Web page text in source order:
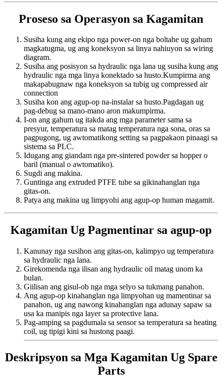
Proseso sa Operasyon sa Kagamitan
Susiha kung ang ekipo nga power-on nga boltahe ug gahum
magkatugma, ug ang koneksyon sa linya nahiuyon sa wiring
diagram.
Susiha ang posisyon sa hydraulic nga lana ug susiha kung ang
hydraulic nga mga linya konektado sa husto.Kumpirma ang
makapabugnaw nga koneksyon sa tubig ug compressed air
connection
Susiha kon ang agup-op na-instalar sa husto.Pagdagan ug
pag-debug sa mano-mano aron makumpirma.
I-on ang gahum ug itakda ang mga parameter sama sa
presyur, temperatura sa matag temperatura nga sona, oras sa
pagpugong, ug awtomatikong setting sa pagpakaon pinaagi sa
sistema sa PLC.
Idugang ang giandam nga pre-sintered powder sa hopper o
baril (manual o awtomatiko).
Sugdi ang makina.
Guntinga ang extruded PTFE tube sa gikinahanglan nga
gitas-on.
Patya ang makina ug limpyohi ang agup-op human magamit.
Kagamitan Ug Pagmentinar sa agup-op
Kanunay nga susihon ang gitas-on, kalimpyo ug temperatura
sa hydraulic nga lana.
Girekomenda nga ilisan ang hydraulic oil matag unom ka
bulan.
Giilisan ang gisul-ob nga mga selyo sa tukmang panahon.
Ang agup-op kinahanglan nga limpyohan ug mamentinar sa
panahon, ug ang nawong kinahanglan nga adunay sapaw sa
usa ka manipis nga layer sa protective lana.
Pag-amping sa pagdumala sa sensor sa temperatura sa heating
coil, ug tipigi kini sa hustong paagi.
Deskripsyon sa Mga Kagamitan Ug Spare
Parts